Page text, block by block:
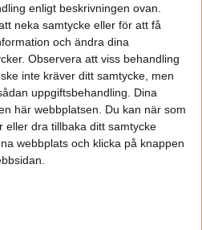
enligt beskrivningen ovan.
neka samtycke eller för att få
och ändra dina
Observera att viss behandling
inte kräver ditt samtycke, men
uppgiftsbehandling. Dina
här webbplatsen. Du kan när som
eller dra tillbaka ditt samtycke
webbplats och klicka på knappen
inledde